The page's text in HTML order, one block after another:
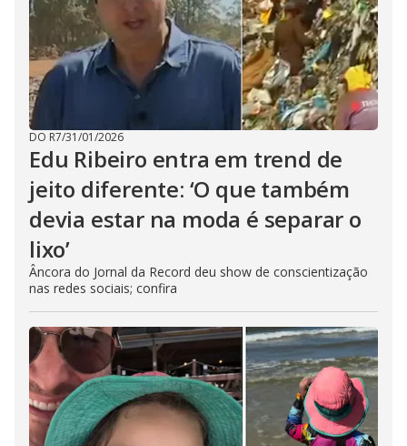
DO R7/31/01/2026
Edu Ribeiro entra em trend de
jeito diferente: ‘O que também
devia estar na moda é separar o
lixo’
Âncora do Jornal da Record deu show de conscientização
nas redes sociais; confira